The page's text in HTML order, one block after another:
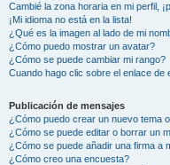
Cambié la zona horaria en mi perfil,
¡Mi idioma no está en la lista!
¿Qué es la imagen al lado de mi
¿Cómo puedo mostrar un avatar?
¿Cómo se puede cambiar mi rango?
Cuando hago clic sobre el enlace de
Publicación de mensajes
¿Cómo puedo crear un nuevo tema
¿Cómo se puede editar o borrar un
¿Cómo se puede añadir una firma a
¿Cómo creo una encuesta?